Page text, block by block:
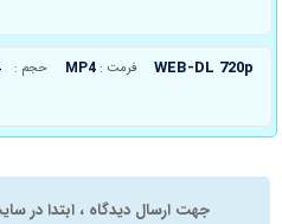
WEB-DL 720p فرمت : MP4 حجم :
جهت ارسال دیدگاه ، ابتدا در